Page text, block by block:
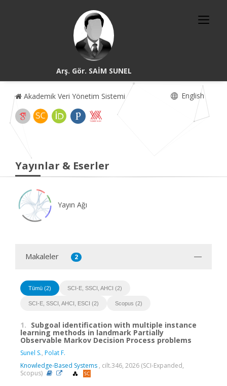
Arş. Gör. SAİM SUNEL
Akademik Veri Yönetim Sistemi English
Yayınlar & Eserler
Yayın Ağı
Makaleler 2
Tümü (2) SCI-E, SSCI, AHCI (2)
SCI-E, SSCI, AHCI, ESCI (2) Scopus (2)
1. Subgoal identification with multiple instance
learning methods in landmark Partially
Observable Markov Decision Process problems
Sunel S., Polat F.
Knowledge-Based Systems , cilt.346, 2026 (SCI-Expanded,
Scopus)